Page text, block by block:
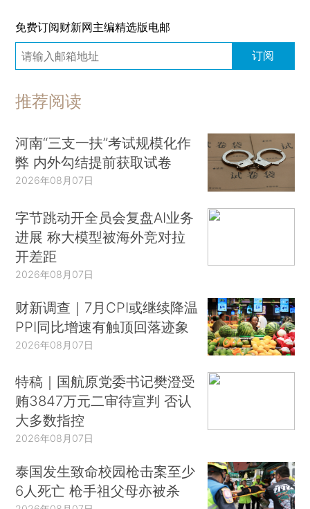
免费订阅财新网主编精选版电邮
订阅
推荐阅读
河南“三支一扶”考试规模化作
弊 内外勾结提前获取试卷
2026年08月07日
字节跳动开全员会复盘AI业务
进展 称大模型被海外竞对拉
开差距
2026年08月07日
财新调查｜7月CPI或继续降温
PPI同比增速有触顶回落迹象
2026年08月07日
特稿｜国航原党委书记樊澄受
贿3847万元二审待宣判 否认
大多数指控
2026年08月07日
泰国发生致命校园枪击案至少
6人死亡 枪手祖父母亦被杀